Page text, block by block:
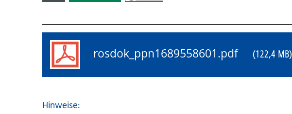
rosdok_ppn1689558601.pdf (122,4 MB)
Hinweise: